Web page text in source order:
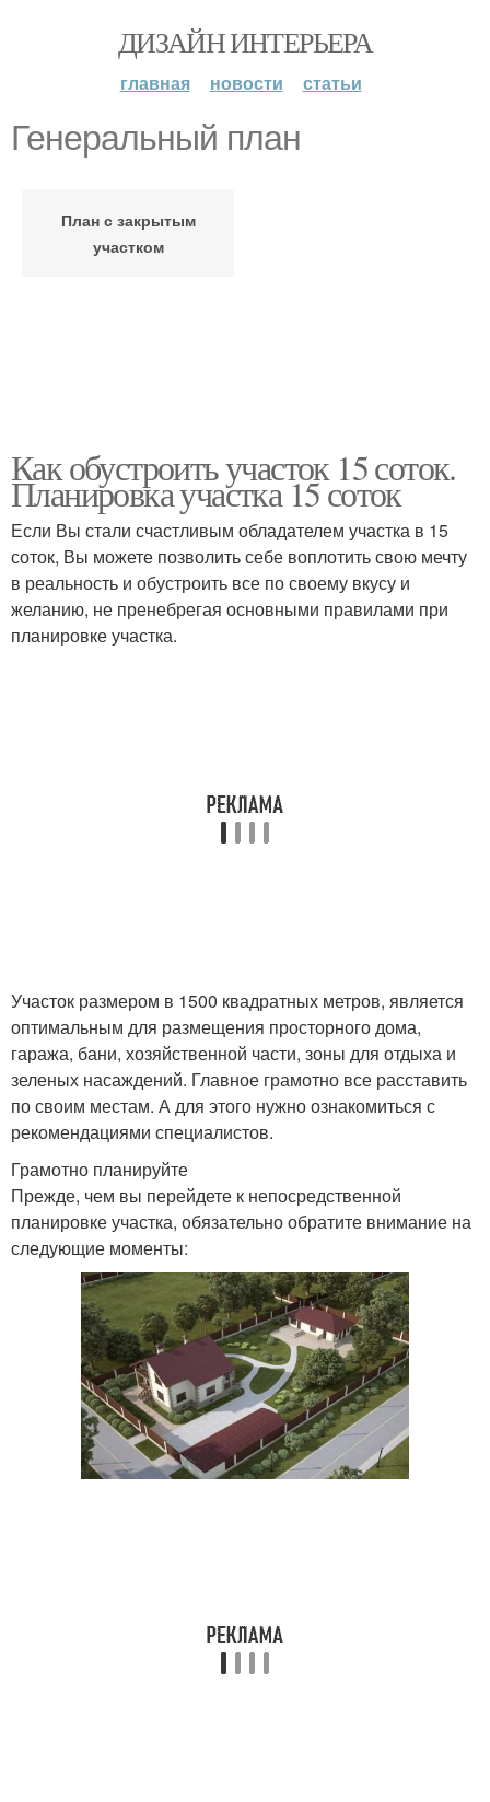
ДИЗАЙН ИНТЕРЬЕРА
главная новости статьи
Генеральный план
План с закрытым
участком
Как обустроить участок 15 соток.
Планировка участка 15 соток
Если Вы стали счастливым обладателем участка в 15
соток, Вы можете позволить себе воплотить свою мечту
в реальность и обустроить все по своему вкусу и
желанию, не пренебрегая основными правилами при
планировке участка.
Участок размером в 1500 квадратных метров, является
оптимальным для размещения просторного дома,
гаража, бани, хозяйственной части, зоны для отдыха и
зеленых насаждений. Главное грамотно все расставить
по своим местам. А для этого нужно ознакомиться с
рекомендациями специалистов.
Грамотно планируйте
Прежде, чем вы перейдете к непосредственной
планировке участка, обязательно обратите внимание на
следующие моменты: